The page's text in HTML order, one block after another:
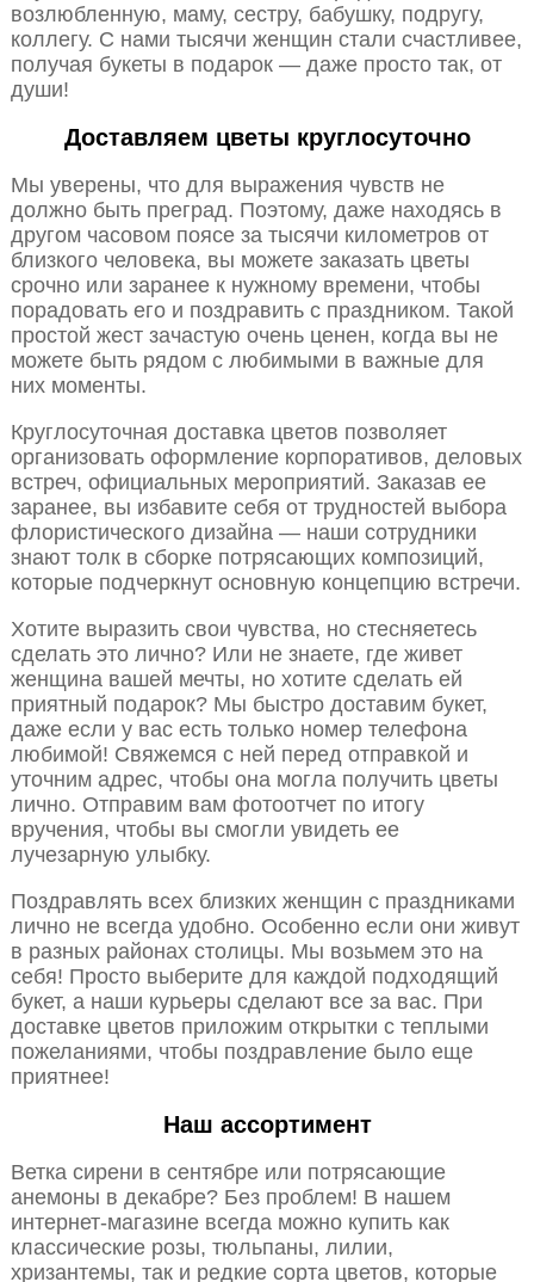
возлюбленную, маму, сестру, бабушку, подругу,
коллегу. С нами тысячи женщин стали счастливее,
получая букеты в подарок — даже просто так, от
души!
Доставляем цветы круглосуточно
Мы уверены, что для выражения чувств не
должно быть преград. Поэтому, даже находясь в
другом часовом поясе за тысячи километров от
близкого человека, вы можете заказать цветы
срочно или заранее к нужному времени, чтобы
порадовать его и поздравить с праздником. Такой
простой жест зачастую очень ценен, когда вы не
можете быть рядом с любимыми в важные для
них моменты.
Круглосуточная доставка цветов позволяет
организовать оформление корпоративов, деловых
встреч, официальных мероприятий. Заказав ее
заранее, вы избавите себя от трудностей выбора
флористического дизайна — наши сотрудники
знают толк в сборке потрясающих композиций,
которые подчеркнут основную концепцию встречи.
Хотите выразить свои чувства, но стесняетесь
сделать это лично? Или не знаете, где живет
женщина вашей мечты, но хотите сделать ей
приятный подарок? Мы быстро доставим букет,
даже если у вас есть только номер телефона
любимой! Свяжемся с ней перед отправкой и
уточним адрес, чтобы она могла получить цветы
лично. Отправим вам фотоотчет по итогу
вручения, чтобы вы смогли увидеть ее
лучезарную улыбку.
Поздравлять всех близких женщин с праздниками
лично не всегда удобно. Особенно если они живут
в разных районах столицы. Мы возьмем это на
себя! Просто выберите для каждой подходящий
букет, а наши курьеры сделают все за вас. При
доставке цветов приложим открытки с теплыми
пожеланиями, чтобы поздравление было еще
приятнее!
Наш ассортимент
Ветка сирени в сентябре или потрясающие
анемоны в декабре? Без проблем! В нашем
интернет-магазине всегда можно купить как
классические розы, тюльпаны, лилии,
хризантемы, так и редкие сорта цветов, которые